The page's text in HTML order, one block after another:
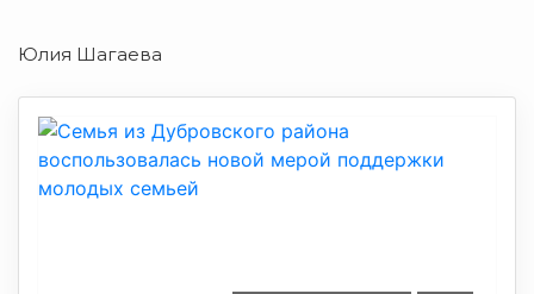
Юлия Шагаева